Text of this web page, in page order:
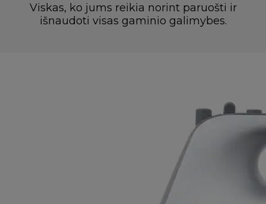
Viskas, ko jums reikia norint paruošti ir
išnaudoti visas gaminio galimybes.